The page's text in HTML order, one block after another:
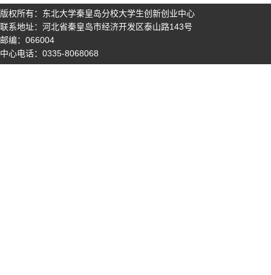
版权所有：东北大学秦皇岛分校大学生创新创业中心
联系地址：河北省秦皇岛市经济开发区泰山路143号
邮编：066004
中心电话：0335-8068068